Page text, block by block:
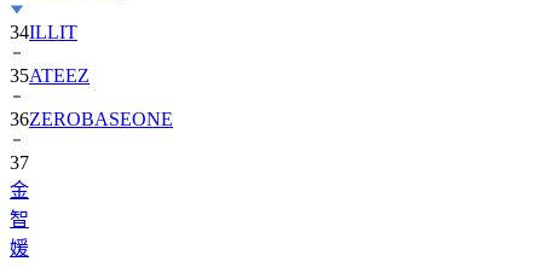
35ATEEZ
36ZEROBASEONE
37
金
智
媛
38